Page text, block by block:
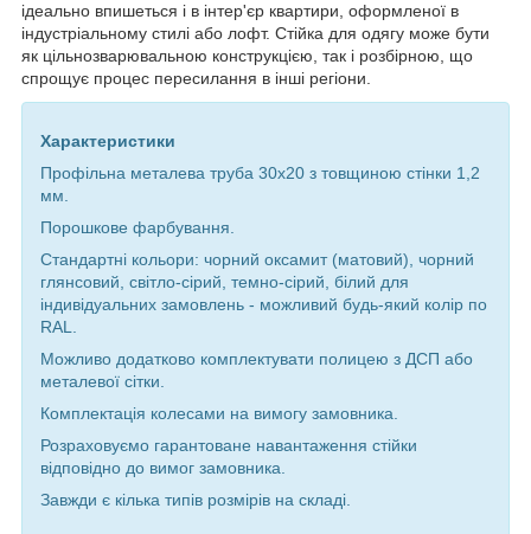
ідеально впишеться і в інтер'єр квартири, оформленої в
індустріальному стилі або лофт. Стійка для одягу може бути
як цільнозварювальною конструкцією, так і розбірною, що
спрощує процес пересилання в інші регіони.
Характеристики
Профільна металева труба 30х20 з товщиною стінки 1,2
мм.
Порошкове фарбування.
Стандартні кольори: чорний оксамит (матовий), чорний
глянсовий, світло-сірий, темно-сірий, білий для
індивідуальних замовлень - можливий будь-який колір по
RAL.
Можливо додатково комплектувати полицею з ДСП або
металевої сітки.
Комплектація колесами на вимогу замовника.
Розраховуємо гарантоване навантаження стійки
відповідно до вимог замовника.
Завжди є кілька типів розмірів на складі.